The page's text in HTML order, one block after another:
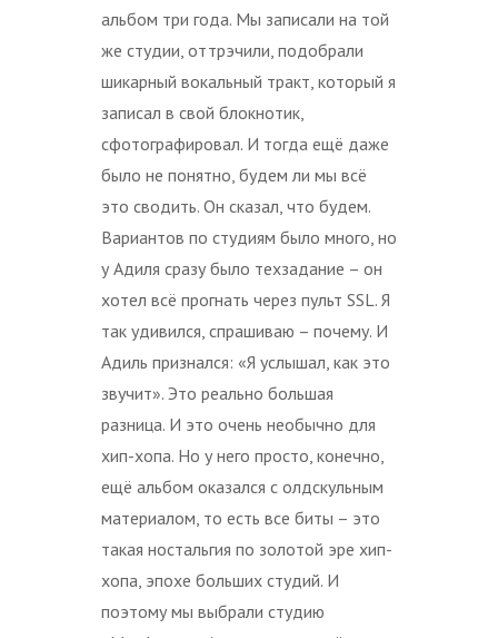
альбом три года. Мы записали на той
же студии, оттрэчили, подобрали
шикарный вокальный тракт, который я
записал в свой блокнотик,
сфотографировал. И тогда ещё даже
было не понятно, будем ли мы всё
это сводить. Он сказал, что будем.
Вариантов по студиям было много, но
у Адиля сразу было техзадание – он
хотел всё прогнать через пульт SSL. Я
так удивился, спрашиваю – почему. И
Адиль признался: «Я услышал, как это
звучит». Это реально большая
разница. И это очень необычно для
хип-хопа. Но у него просто, конечно,
ещё альбом оказался с олдскульным
материалом, то есть все биты – это
такая ностальгия по золотой эре хип-
хопа, эпохе больших студий. И
поэтому мы выбрали студию